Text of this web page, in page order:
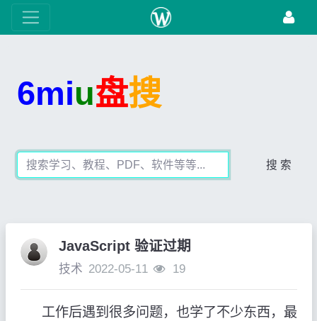
6miu盘搜
搜 索
JavaScript 验证过期
技术 2022-05-11 19
工作后遇到很多问题，也学了不少东西，最